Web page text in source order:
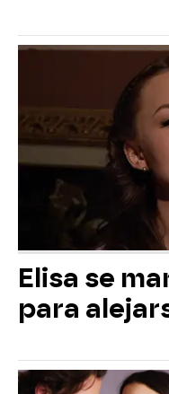
Elisa se
para